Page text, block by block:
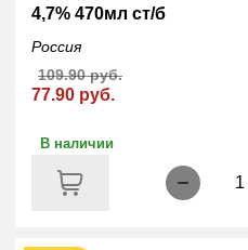
4,7% 470мл ст/б
Россия
77.90 руб.
109.90 руб.
В наличии
1